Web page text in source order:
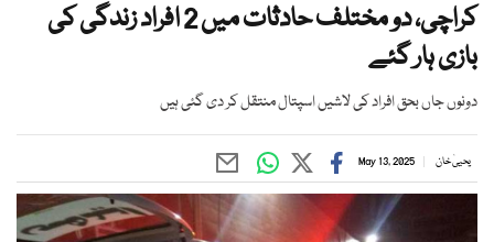
کراچی، دو مختلف حادثات میں 2 افراد زندگی کی
بازی ہار گئے
دونوں جاں بحق افراد کی لاشیں اسپتال منتقل کر دی گئی ہیں
یحییٰ خان May 13, 2025